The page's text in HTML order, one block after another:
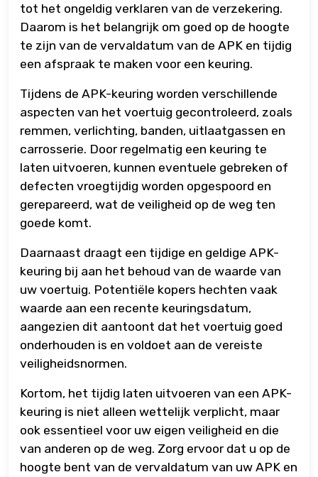
tot het ongeldig verklaren van de verzekering.
Daarom is het belangrijk om goed op de hoogte
te zijn van de vervaldatum van de APK en tijdig
een afspraak te maken voor een keuring.
Tijdens de APK-keuring worden verschillende
aspecten van het voertuig gecontroleerd, zoals
remmen, verlichting, banden, uitlaatgassen en
carrosserie. Door regelmatig een keuring te
laten uitvoeren, kunnen eventuele gebreken of
defecten vroegtijdig worden opgespoord en
gerepareerd, wat de veiligheid op de weg ten
goede komt.
Daarnaast draagt een tijdige en geldige APK-
keuring bij aan het behoud van de waarde van
uw voertuig. Potentiële kopers hechten vaak
waarde aan een recente keuringsdatum,
aangezien dit aantoont dat het voertuig goed
onderhouden is en voldoet aan de vereiste
veiligheidsnormen.
Kortom, het tijdig laten uitvoeren van een APK-
keuring is niet alleen wettelijk verplicht, maar
ook essentieel voor uw eigen veiligheid en die
van anderen op de weg. Zorg ervoor dat u op de
hoogte bent van de vervaldatum van uw APK en